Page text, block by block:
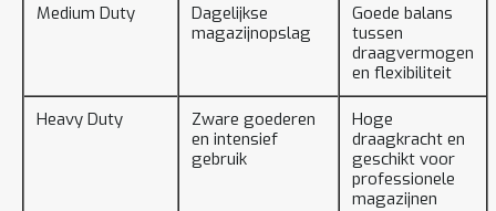
Medium Duty
Dagelijkse
magazijnopslag
Goede balans
tussen
draagvermogen
en flexibiliteit
Heavy Duty
Zware goederen
en intensief
gebruik
Hoge
draagkracht en
geschikt voor
professionele
magazijnen